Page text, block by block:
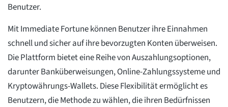
Benutzer.
Mit Immediate Fortune können Benutzer ihre Einnahmen
schnell und sicher auf ihre bevorzugten Konten überweisen.
Die Plattform bietet eine Reihe von Auszahlungsoptionen,
darunter Banküberweisungen, Online-Zahlungssysteme und
Kryptowährungs-Wallets. Diese Flexibilität ermöglicht es
Benutzern, die Methode zu wählen, die ihren Bedürfnissen